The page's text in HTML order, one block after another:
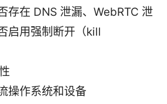
存在 DNS 泄漏、WebRTC 泄
启用强制断开（kill
操作系统和设备